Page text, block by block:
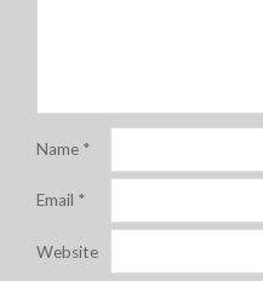
Name *
Email *
Website